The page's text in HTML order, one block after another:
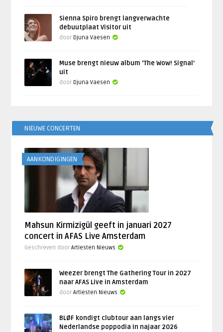
Sienna Spiro brengt langverwachte
debuutplaat Visitor uit
door Djuna Vaesen
Muse brengt nieuw album ‘The Wow! Signal’
uit
door Djuna Vaesen
NIEUWE CONCERTEN
AANKONDIGINGEN
Mahsun Kirmizigül geeft in januari 2027
concert in AFAS Live Amsterdam
Geschreven doorArtiesten Nieuws
Weezer brengt The Gathering Tour in 2027
naar AFAS Live in Amsterdam
doorArtiesten Nieuws
BLØF kondigt clubtour aan langs vier
Nederlandse poppodia in najaar 2026